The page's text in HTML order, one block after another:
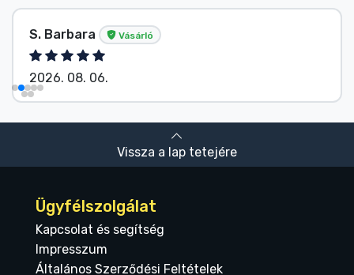
Név nélkül Vásárló
2026. 08. 06.
Vissza a lap tetejére
Ügyfélszolgálat
Kapcsolat és segítség
Impresszum
Általános Szerződési Feltételek